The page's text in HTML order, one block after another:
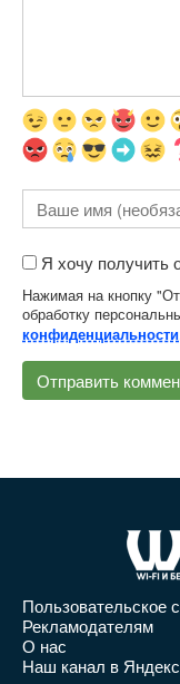
Я хочу получить
Нажимая на кнопку
обработку
конфиденциальности
Пользовательское
Рекламодателям
О нас
Наш канал в